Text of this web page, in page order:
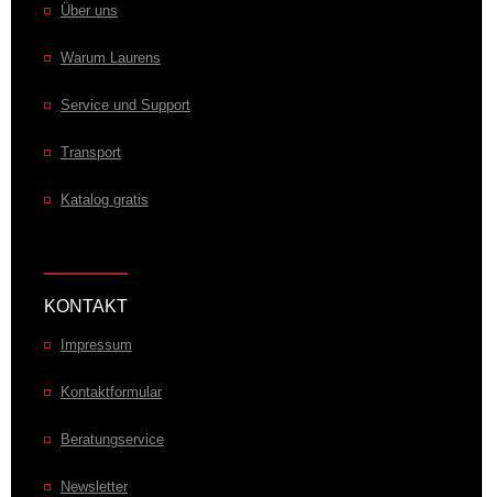
Über uns
Warum Laurens
Service und Support
Transport
Katalog gratis
KONTAKT
Impressum
Kontaktformular
Beratungservice
Newsletter